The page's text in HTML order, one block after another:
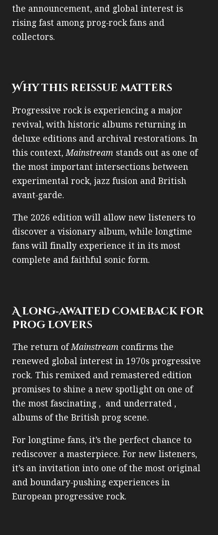
the announcement, and global interest is
rising fast among prog‑rock fans and
collectors.
Why this reissue matters
Progressive rock is experiencing a major
revival, with historic albums returning in
deluxe editions and archival restorations. In
this context, Mainstream stands out as one of
the most important intersections between
experimental rock, jazz fusion and British
avant‑garde.
The 2026 edition will allow new listeners to
discover a visionary album, while longtime
fans will finally experience it in its most
complete and faithful sonic form.
A long‑awaited comeback for
prog lovers
The return of Mainstream confirms the
renewed global interest in 1970s progressive
rock. This remixed and remastered edition
promises to shine a new spotlight on one of
the most fascinating , and underrated ,
albums of the British prog scene.
For longtime fans, it’s the perfect chance to
rediscover a masterpiece. For new listeners,
it’s an invitation into one of the most original
and boundary‑pushing experiences in
European progressive rock.